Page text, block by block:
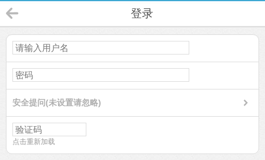
登录
安全提问(未设置请忽略)
点击重新加载